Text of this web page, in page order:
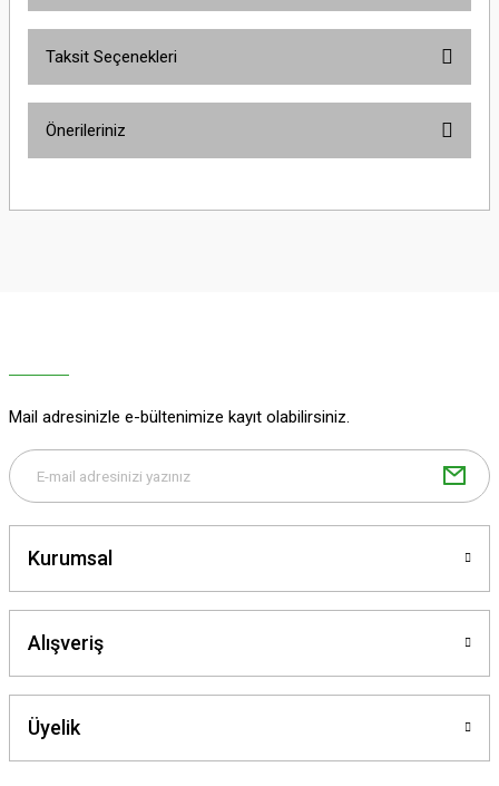
Taksit Seçenekleri
Önerileriniz
yetersiz gördüğünüz noktaları öneri formunu kullanarak tarafımıza
Bu ürüne benzer farklı alternatifler olmalı.
Mail adresinizle e-bültenimize kayıt olabilirsiniz.
Kurumsal
Alışveriş
Üyelik